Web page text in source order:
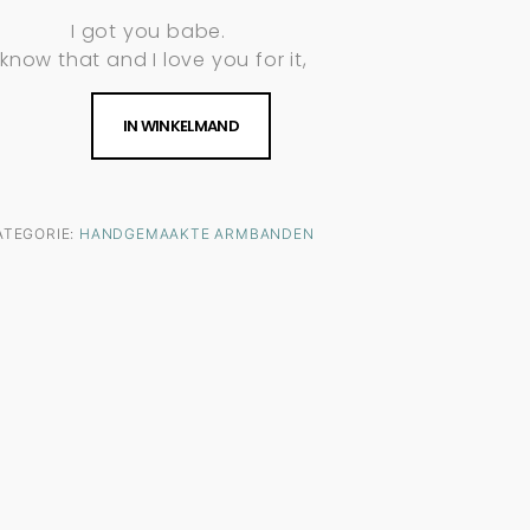
I got you babe.
that and I love you for it,
IN WINKELMAND
HANDGEMAAKTE ARMBANDEN